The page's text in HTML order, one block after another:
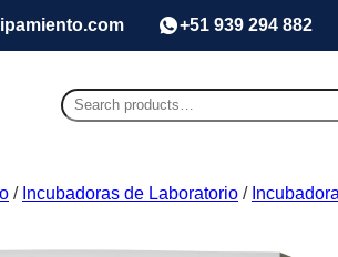
+51 939 294 882
Search
for:
/ Incubadoras de Laboratorio /